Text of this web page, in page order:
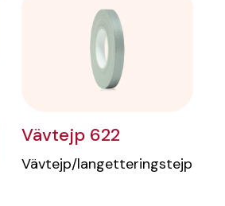
Vävtejp 622
Vävtejp/langetteringstejp